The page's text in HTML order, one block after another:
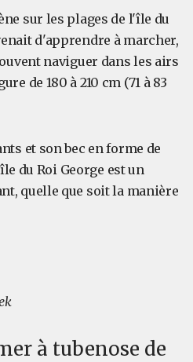
sur les plages de l'île du
d'apprendre à marcher,
naviguer dans les airs
de 180 à 210 cm (71 à 83
et son bec en forme de
du Roi George est un
quelle que soit la manière
à tubenose de